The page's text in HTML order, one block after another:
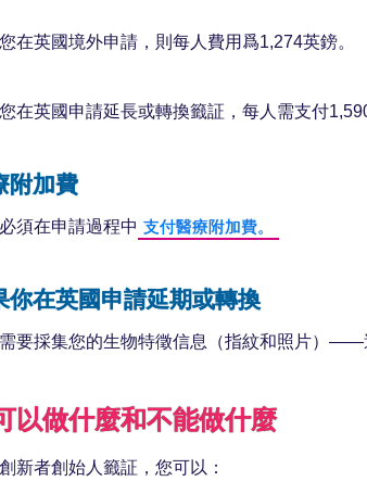
在英國境外申請，則每人費用爲1,274英鎊。
在英國申請延長或轉換籤証，每人需支付
附加費
須在申請過程中 支付醫療附加費。
你在英國申請延期或轉換
要採集您的生物特徵信息（指紋和照片）——
以做什麼和不能做什麼
新者創始人籤証，您可以：